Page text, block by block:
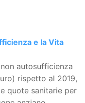
e la Vita
autosufficienza
rispetto al 2019,
quote sanitarie per